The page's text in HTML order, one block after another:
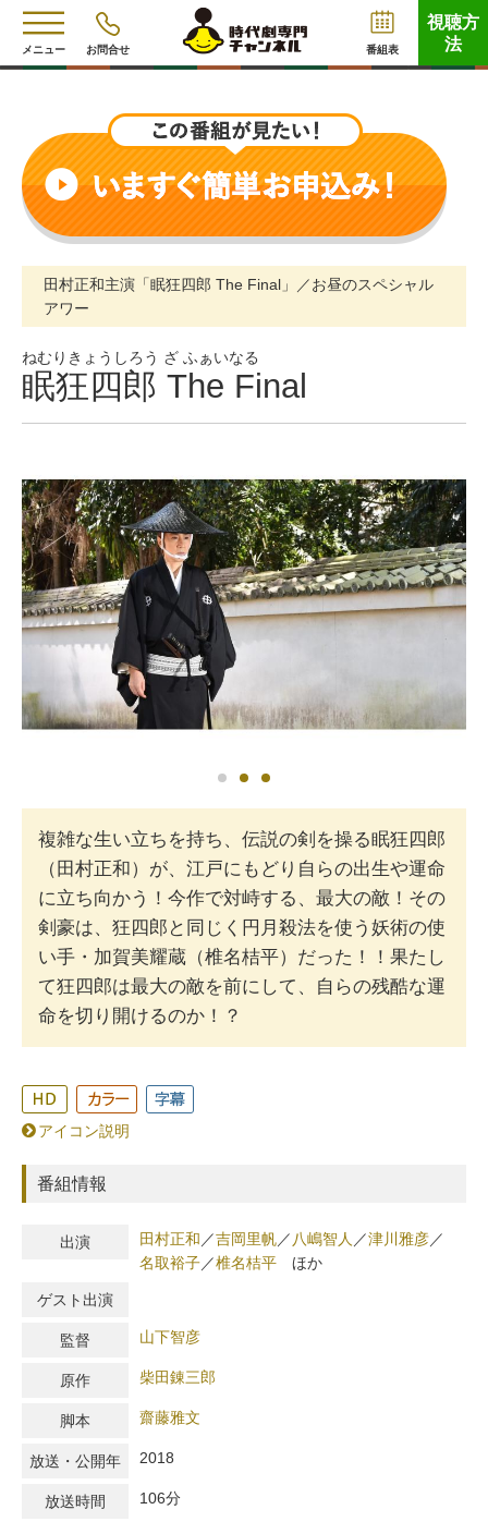
メニュー お問合せ 番組表
視聴方
法
田村正和主演「眠狂四郎 The Final」／お昼のスペシャル
アワー
ねむりきょうしろう ざ ふぁいなる
眠狂四郎 The Final
複雑な生い立ちを持ち、伝説の剣を操る眠狂四郎
（田村正和）が、江戸にもどり自らの出生や運命
に立ち向かう！今作で対峙する、最大の敵！その
剣豪は、狂四郎と同じく円月殺法を使う妖術の使
い手・加賀美耀蔵（椎名桔平）だった！！果たし
て狂四郎は最大の敵を前にして、自らの残酷な運
命を切り開けるのか！？
アイコン説明
番組情報
出演 田村正和 ／吉岡里帆／ 八嶋智人 ／津川雅彦／
名取裕子／椎名桔平 ほか
ゲスト出演
監督 山下智彦
原作 柴田錬三郎
脚本 齋藤雅文
放送・公開年 2018
放送時間 106分